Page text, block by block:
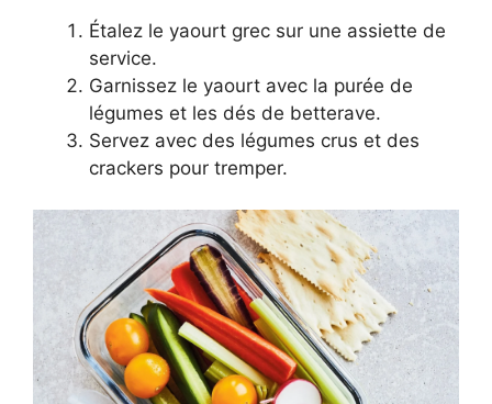
Étalez le yaourt grec sur une assiette de
service.
Garnissez le yaourt avec la purée de
légumes et les dés de betterave.
Servez avec des légumes crus et des
crackers pour tremper.